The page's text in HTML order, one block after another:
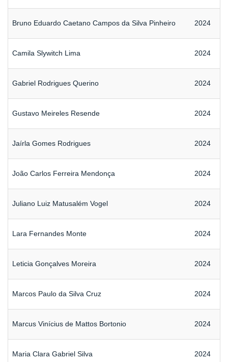
Bruno Eduardo Caetano Campos da Silva Pinheiro 2024
Camila Slywitch Lima 2024
Gabriel Rodrigues Querino 2024
Gustavo Meireles Resende 2024
Jaírla Gomes Rodrigues 2024
João Carlos Ferreira Mendonça 2024
Juliano Luiz Matusalém Vogel 2024
Lara Fernandes Monte 2024
Leticia Gonçalves Moreira 2024
Marcos Paulo da Silva Cruz 2024
Marcus Vinícius de Mattos Bortonio 2024
Maria Clara Gabriel Silva 2024